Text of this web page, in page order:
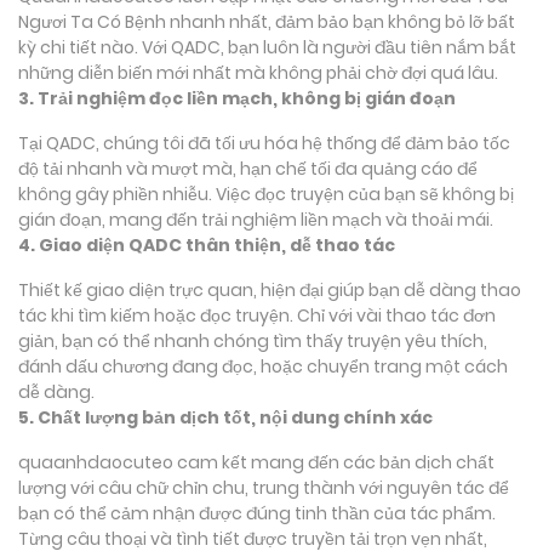
Ngươi Ta Có Bệnh nhanh nhất, đảm bảo bạn không bỏ lỡ bất
kỳ chi tiết nào. Với QADC, bạn luôn là người đầu tiên nắm bắt
những diễn biến mới nhất mà không phải chờ đợi quá lâu.
3. Trải nghiệm đọc liền mạch, không bị gián đoạn
Tại QADC, chúng tôi đã tối ưu hóa hệ thống để đảm bảo tốc
độ tải nhanh và mượt mà, hạn chế tối đa quảng cáo để
không gây phiền nhiễu. Việc đọc truyện của bạn sẽ không bị
gián đoạn, mang đến trải nghiệm liền mạch và thoải mái.
4. Giao diện QADC thân thiện, dễ thao tác
Thiết kế giao diện trực quan, hiện đại giúp bạn dễ dàng thao
tác khi tìm kiếm hoặc đọc truyện. Chỉ với vài thao tác đơn
giản, bạn có thể nhanh chóng tìm thấy truyện yêu thích,
đánh dấu chương đang đọc, hoặc chuyển trang một cách
dễ dàng.
5. Chất lượng bản dịch tốt, nội dung chính xác
quaanhdaocuteo cam kết mang đến các bản dịch chất
lượng với câu chữ chỉn chu, trung thành với nguyên tác để
bạn có thể cảm nhận được đúng tinh thần của tác phẩm.
Từng câu thoại và tình tiết được truyền tải trọn vẹn nhất,